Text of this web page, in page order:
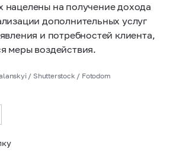
нацелены на получение дохода
дополнительных услуг
и потребностей клиента,
меры воздействия.
/ Shutterstock / Fotodom